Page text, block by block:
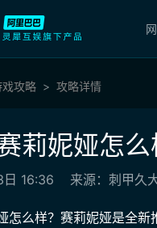
戏攻略 攻略详情
莉妮娅怎
日 16:36 来源：刺甲久
怎么样？赛莉妮娅是全